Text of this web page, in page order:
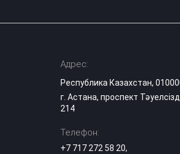
Адрес:
Республика Казахстан,
г. Астана, проспект
214
Телефон:
+7 717 272 58 20,